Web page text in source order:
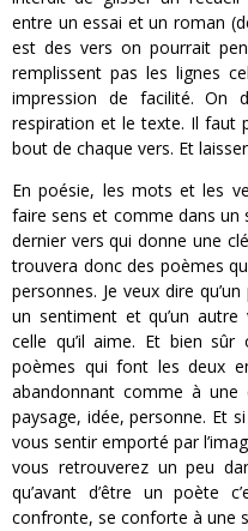
entre un essai et un roman
est des vers on pourrait
remplissent pas les lignes
impression de facilité. On
respiration et le texte. Il faut
bout de chaque vers. Et
En poésie, les mots et les
faire sens et comme dans un
dernier vers qui donne une
trouvera donc des poèmes
personnes. Je veux dire
un sentiment et qu’un
celle qu’il aime. Et bien
poèmes qui font les deux
abandonnant comme à
paysage, idée, personne. Et
vous sentir emporté par
vous retrouverez un peu
qu’avant d’être un poète
confronte, se conforte à une